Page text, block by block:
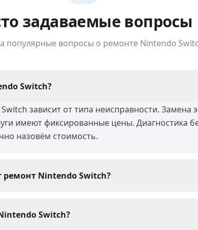
задаваемые вопросы
популярные вопросы о ремонте Nintendo
Switch?
зависит от типа неисправности. Замена
имеют фиксированные цены. Диагностика
назовём стоимость.
Nintendo Switch?
занять 1-3 дня. При сдаче устройства
Switch?